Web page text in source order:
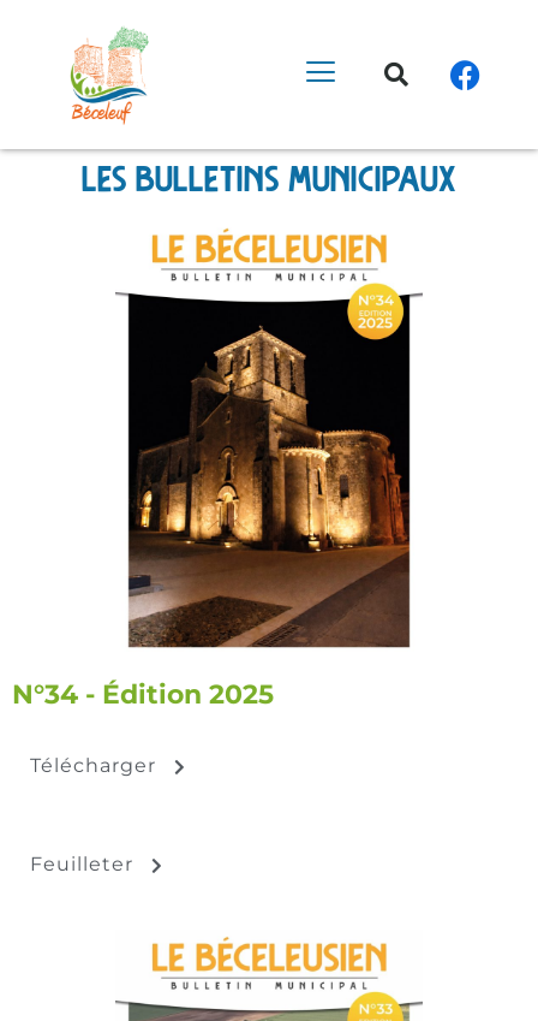
les bulletins municipaux
N°34 - Édition 2025
Télécharger
Feuilleter